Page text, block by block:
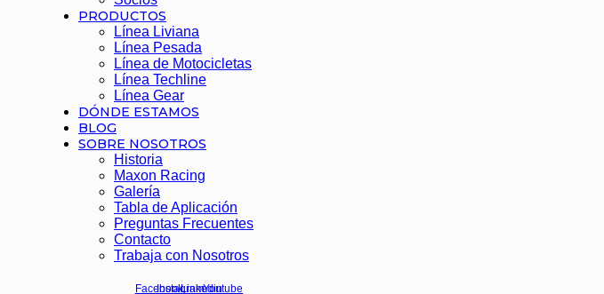
PRODUCTOS
Línea Liviana
Línea Pesada
Línea de Motocicletas
Línea Techline
Línea Gear
DÓNDE ESTAMOS
BLOG
SOBRE NOSOTROS
Historia
Maxon Racing
Galería
Tabla de Aplicación
Preguntas Frecuentes
Contacto
Trabaja con Nosotros
Facebook
Instagram
LinkedinYoutube